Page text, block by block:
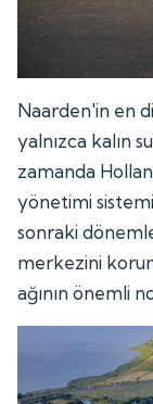
Naarden'in en
yalnızca kalın
zamanda
yönetimi
sonraki
merkezini
ağının önemli